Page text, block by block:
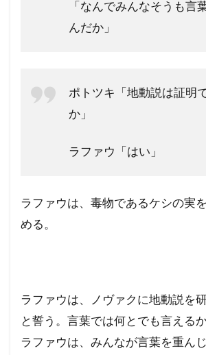
「なんでみんなそうも言
んだか」
ポトツキ「地動説は証明
か」
ラファウ「はい」
ラファウは、毒物であるケシの実
める。
ラファウは、ノヴァクに地動説を
と誓う。言葉では何とでも言える
ラファウは、みんなが言葉を重ん